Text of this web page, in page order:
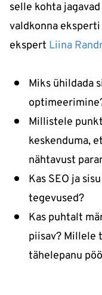
selle kohta
valdkonna eksperti
ekspert Liina
Miks ühildada
Millistele
keskenduma,
nähtavust
Kas SEO ja
tegevused?
Kas puhtalt
piisav? Millele
tähelepanu